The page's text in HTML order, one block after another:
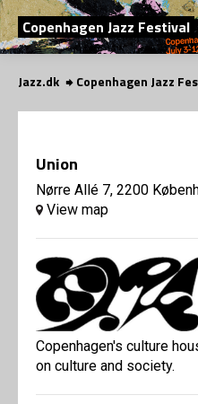
Copenhagen Jazz Festival
Jazz.dk Copenhagen Jazz
Union
Nørre Allé 7, 2200
View map
Copenhagen's culture
on culture and society.